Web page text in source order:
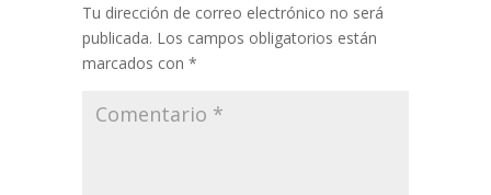
Tu dirección de correo electrónico no será
publicada. Los campos obligatorios están
marcados con *